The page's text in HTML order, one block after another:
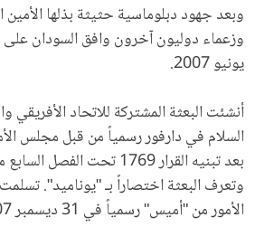
وبعد جهود دبلوماسية حثيثة بذلها الأمين
وزعماء دوليون آخرون وافق السودان
يونيو 2007.
أنشئت البعثة المشتركة للاتحاد الأفريقي
بعد تبنيه القرار 1769 تحت
وتعرف البعثة اختصاراً بـ "يوناميد".
الأمور من "أميس" رسمياً في 31 ديسمبر 2007.